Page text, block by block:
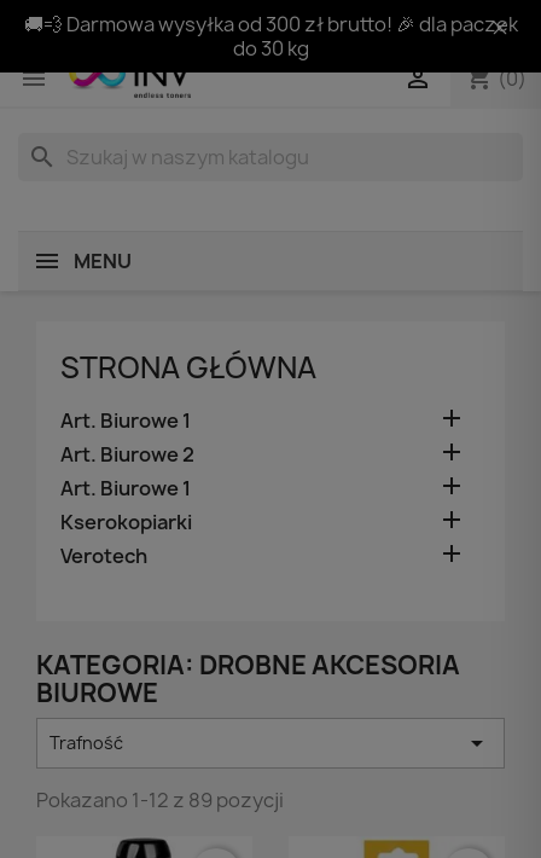
🚚💨 Darmowa wysyłka od 300 zł brutto! 🎉 dla paczek
do 30 kg
 shopping_cart(0)

search
MENU
STRONA GŁÓWNA
Art. Biurowe 1 
Art. Biurowe 2 
Art. Biurowe 1 
Kserokopiarki 
Verotech 
KATEGORIA: DROBNE AKCESORIA
BIUROWE
Trafność 
Pokazano 1-12 z 89 pozycji